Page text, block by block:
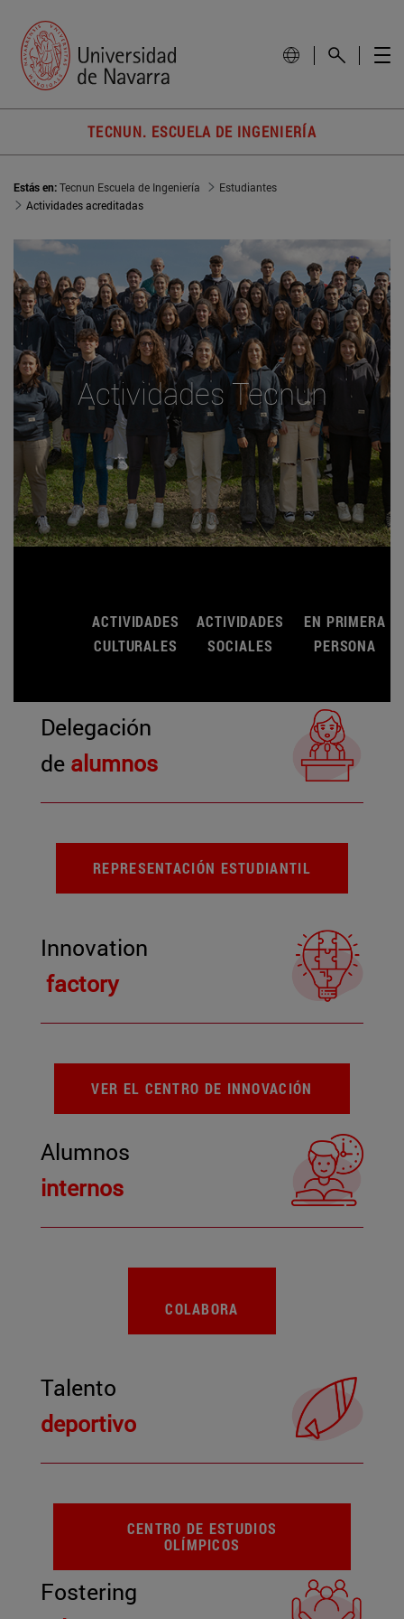
TECNUN. ESCUELA DE INGENIERÍA
Estás en:Tecnun Escuela de Ingeniería
Estudiantes
Actividades acreditadas
Actividades Tecnun
ACTIVIDADES
CULTURALES
ACTIVIDADES
SOCIALES
EN PRIMERA
PERSONA
Delegación
de alumnos
REPRESENTACIÓN ESTUDIANTIL
Innovation
factory
VER EL CENTRO DE INNOVACIÓN
Alumnos
internos
COLABORA
Talento
deportivo
CENTRO DE ESTUDIOS
OLÍMPICOS
Fostering